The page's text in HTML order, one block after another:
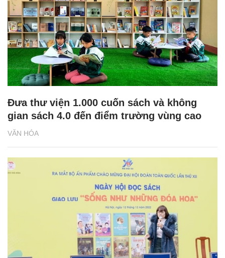
VĂN HÓA
Đưa thư viện 1.000 cuốn sách và không
gian sách 4.0 đến điểm trường vùng cao